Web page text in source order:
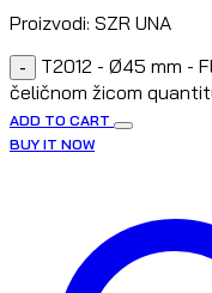
Proizvodi: SZR UNA
-
T2012 - Ø45 mm -
čeličnom žicom
ADD TO CART
BUY IT NOW